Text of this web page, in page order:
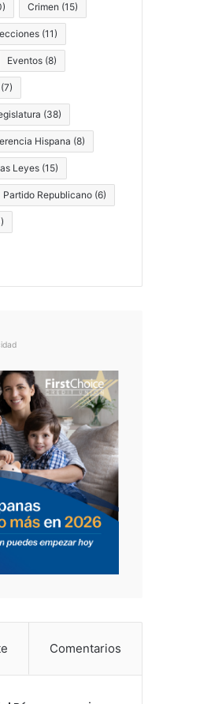
Crimen (15)
(11)
Eventos (8)
(7)
(38)
Hispana (8)
Leyes (15)
Partido Republicano (6)
Comentarios